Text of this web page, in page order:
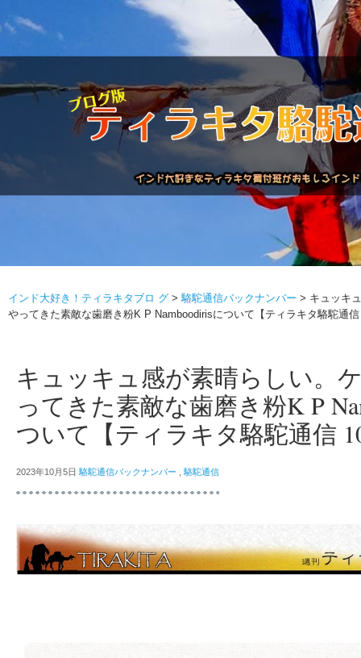
駱駝通信バックナンバー インドが大好き!! 商品につい
インド大好き！ティラキタブロ グ >駱駝通信バックナンバー > キュッキ
やってきた素敵な歯磨き粉K P Namboodirisについて【ティラキタ駱駝通
キュッキュ感が素晴らしい。
ってきた素敵な歯磨き粉K P
ついて【ティラキタ駱駝通信
2023年10月5日 駱駝通信バックナンバー 駱駝通信